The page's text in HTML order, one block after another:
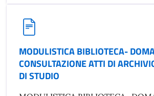
MODULISTICA BIBLIOTECA-
CONSULTAZIONE ATTI DI
DI STUDIO